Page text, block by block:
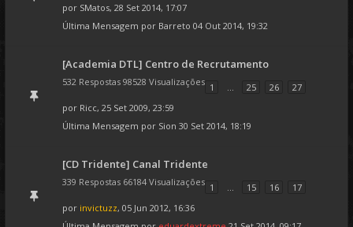
por SMatos, 28 Set 2014, 17:07
Última Mensagem por Barreto 04 Out 2014, 19:32
[Academia DTL] Centro de Recrutamento
532 Respostas 98528 Visualizações 1 ... 25 26
27
por Ricc, 25 Set 2009, 23:59
Última Mensagem por Sion 30 Set 2014, 18:19
[CD Tridente] Canal Tridente
339 Respostas 66184 Visualizações 1 ... 15 16
17
por invictuzz, 05 Jun 2012, 16:36